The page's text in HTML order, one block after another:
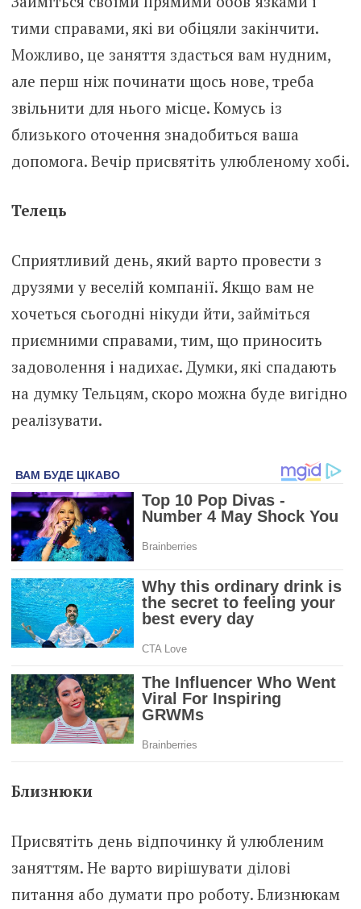
тими справами, які ви обіцяли закінчити.
Можливо, це заняття здасться вам нудним,
але перш ніж починати щось нове, треба
звільнити для нього місце. Комусь із
близького оточення знадобиться ваша
допомога. Вечір присвятіть улюбленому хобі.
Телець
Сприятливий день, який варто провести з
друзями у веселій компанії. Якщо вам не
хочеться сьогодні нікуди йти, займіться
приємними справами, тим, що приносить
задоволення і надихає. Думки, які спадають
на думку Тельцям, скоро можна буде вигідно
реалізувати.
Близнюки
Присвятіть день відпочинку й улюбленим
заняттям. Не варто вирішувати ділові
питання або думати про роботу. Близнюкам